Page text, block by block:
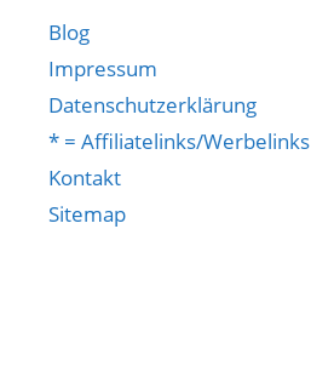
Blog
Impressum
Datenschutzerklärung
* = Affiliatelinks/Werbelinks
Kontakt
Sitemap